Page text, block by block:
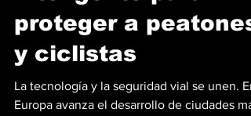
25 may
2 min de lectura
Europa prueba una
nueva generación
de seguridad vial